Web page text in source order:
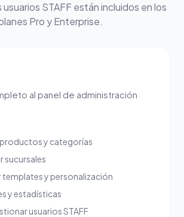
STAFF están incluidos en los
Pro y Enterprise.
al panel de administración
y categorías
sucursales
templates y personalización
y estadísticas
usuarios STAFF